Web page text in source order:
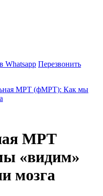
Whatsapp Перезвонить
МРТ (фМРТ): Как мы
МРТ
«видим»
мозга